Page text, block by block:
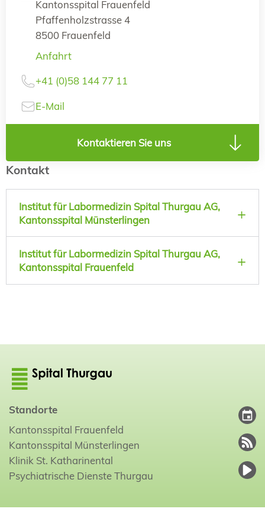
Kantonsspital Frauenfeld
Pfaffenholzstrasse 4
8500 Frauenfeld
Anfahrt
+41 (0)58 144 77 11
E-Mail
Kontaktieren Sie uns
Kontakt
Institut für Labormedizin Spital Thurgau AG,
Kantonsspital Münsterlingen
Institut für Labormedizin Spital Thurgau AG,
Kantonsspital Frauenfeld
Standorte
Kantonsspital Frauenfeld
Kantonsspital Münsterlingen
Klinik St. Katharinental
Psychiatrische Dienste Thurgau